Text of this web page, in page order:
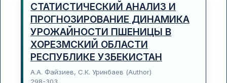
СТАТИСТИЧЕСКИЙ АНАЛИЗ И
ПРОГНОЗИРОВАНИЕ ДИНАМИКА
УРОЖАЙНОСТИ ПШЕНИЦЫ В
ХОРЕЗМСКИЙ ОБЛАСТИ
РЕСПУБЛИКЕ УЗБЕКИСТАН
А.А. Файзиев, С.К. Уринбаев (Author)